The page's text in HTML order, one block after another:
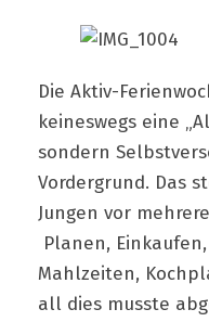
Die Aktiv-
keineswegs eine
sondern
Vordergrund. Das
Jungen vor
Planen,
Mahlzeiten,
all dies musste